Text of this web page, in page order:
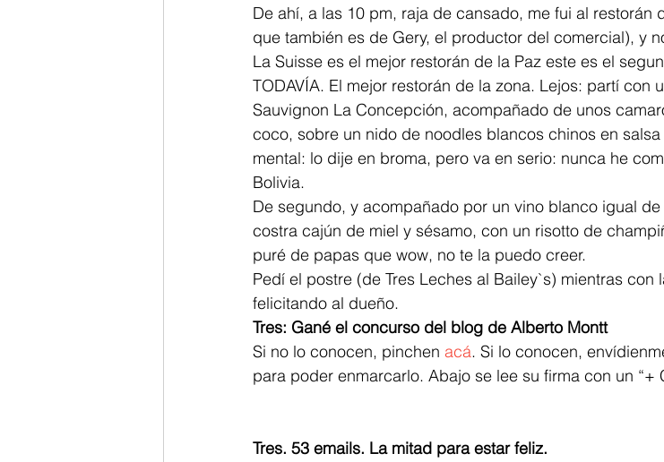
De ahí, a las 10 pm, raja de cansado, me fui al restorán
que también es de Gery, el productor del comercial), y
La Suisse es el mejor restorán de la Paz este es el
TODAVÍA. El mejor restorán de la zona. Lejos: partí con
Sauvignon La Concepción, acompañado de unos
coco, sobre un nido de noodles blancos chinos en
mental: lo dije en broma, pero va en serio: nunca he
Bolivia.
De segundo, y acompañado por un vino blanco igual
costra cajún de miel y sésamo, con un risotto de
puré de papas que wow, no te la puedo creer.
Pedí el postre (de Tres Leches al Bailey`s) mientras con
felicitando al dueño.
Tres: Gané el concurso del blog de Alberto Montt
Si no lo conocen, pinchen acá. Si lo conocen,
para poder enmarcarlo. Abajo se lee su firma con un “+
Tres. 53 emails. La mitad para estar feliz.